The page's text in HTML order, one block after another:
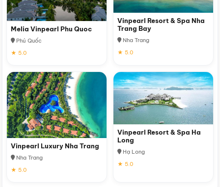
Melia Vinpearl Phu Quoc
Phú Quốc
★ 5.0
Vinpearl Resort & Spa Nha
Trang Bay
Nha Trang
★ 5.0
Vinpearl Luxury Nha Trang
Nha Trang
★ 5.0
Vinpearl Resort & Spa Ha
Long
Hạ Long
★ 5.0